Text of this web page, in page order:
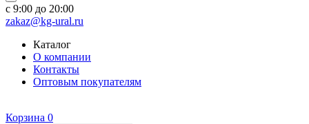
c 9:00 до 20:00
zakaz@kg-ural.ru
Каталог
О компании
Контакты
Оптовым покупателям
Корзина 0